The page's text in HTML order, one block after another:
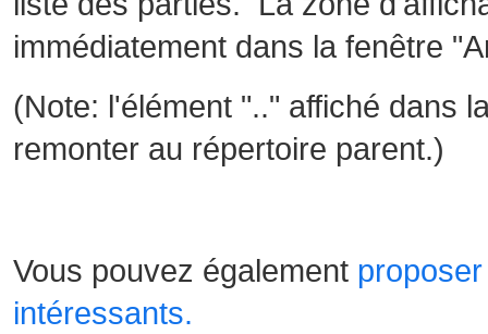
immédiatement dans la fenêtre
(Note: l'élément ".." affiché dans
remonter au répertoire parent.)
Vous pouvez également
intéressants.